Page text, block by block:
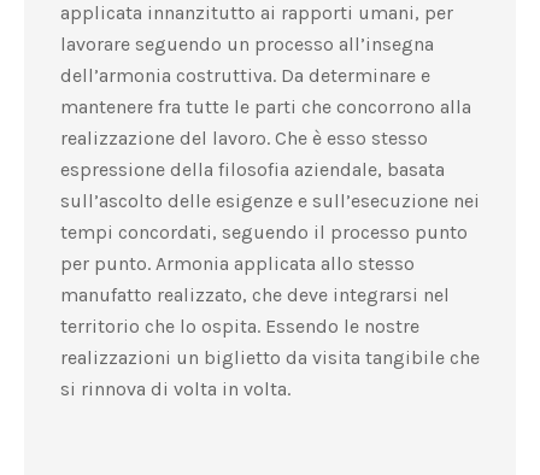
applicata innanzitutto ai rapporti umani, per
lavorare seguendo un processo all’insegna
dell’armonia costruttiva. Da determinare e
mantenere fra tutte le parti che concorrono alla
realizzazione del lavoro. Che è esso stesso
espressione della filosofia aziendale, basata
sull’ascolto delle esigenze e sull’esecuzione nei
tempi concordati, seguendo il processo punto
per punto. Armonia applicata allo stesso
manufatto realizzato, che deve integrarsi nel
territorio che lo ospita. Essendo le nostre
realizzazioni un biglietto da visita tangibile che
si rinnova di volta in volta.